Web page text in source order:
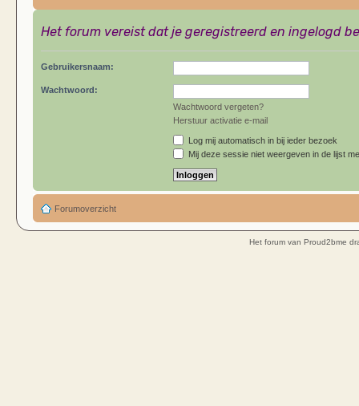
Het forum vereist dat je geregistreerd en ingelogd
Gebruikersnaam:
Wachtwoord:
Wachtwoord vergeten?
Herstuur activatie e-mail
Log mij automatisch in bij ieder bezoek
Mij deze sessie niet weergeven in de lijst
Forumoverzicht
Het forum van Proud2bme